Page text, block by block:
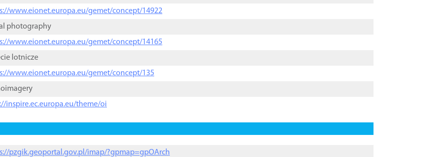
www.eionet.europa.eu/gemet/concept/14922
photography
www.eionet.europa.eu/gemet/concept/14165
lotnicze
www.eionet.europa.eu/gemet/concept/135
inspire.ec.europa.eu/theme/oi
pzgik.geoportal.gov.pl/imap/?gpmap=gpOArch